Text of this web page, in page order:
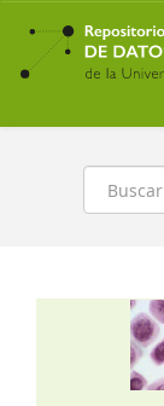
Ir
contenido
principal
Buscar